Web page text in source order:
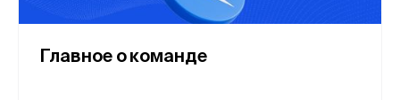
Главное о команде